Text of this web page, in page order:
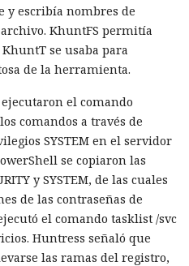
años de prisión por filtrar
y escribía nombres de
KhuntFS permitía
se usaba para
de la herramienta.
el comando
comandos a través de
SYSTEM en el servidor
se copiaron las
y SYSTEM, de las cuales
de las contraseñas de
el comando tasklist /svc
Huntress señaló que
las ramas del registro,